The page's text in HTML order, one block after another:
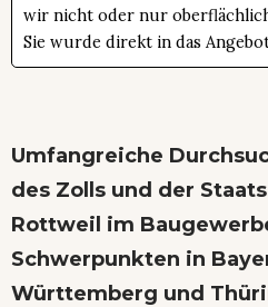
wir nicht oder nur
Sie wurde direkt in das
Umfangreiche
des Zolls und der
Rottweil im
Schwerpunkten in
Württemberg und